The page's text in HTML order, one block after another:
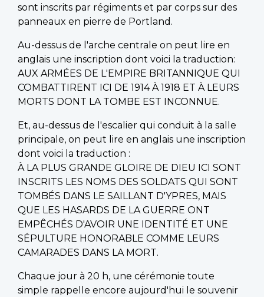
sont inscrits par régiments et par corps sur des
panneaux en pierre de Portland.
Au-dessus de l'arche centrale on peut lire en
anglais une inscription dont voici la traduction:
AUX ARMÉES DE L'EMPIRE BRITANNIQUE QUI
COMBATTIRENT ICI DE 1914 À 1918 ET À LEURS
MORTS DONT LA TOMBE EST INCONNUE.
Et, au-dessus de l'escalier qui conduit à la salle
principale, on peut lire en anglais une inscription
dont voici la traduction :
À LA PLUS GRANDE GLOIRE DE DIEU ICI SONT
INSCRITS LES NOMS DES SOLDATS QUI SONT
TOMBÉS DANS LE SAILLANT D'YPRES, MAIS
QUE LES HASARDS DE LA GUERRE ONT
EMPÊCHÉS D'AVOIR UNE IDENTITÉ ET UNE
SÉPULTURE HONORABLE COMME LEURS
CAMARADES DANS LA MORT.
Chaque jour à 20 h, une cérémonie toute
simple rappelle encore aujourd'hui le souvenir